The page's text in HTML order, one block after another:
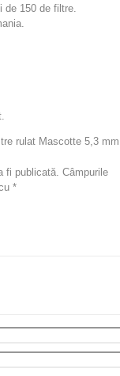
de 150 de filtre.
rulat Mascotte 5,3
fi publicată. Câmpurile
*